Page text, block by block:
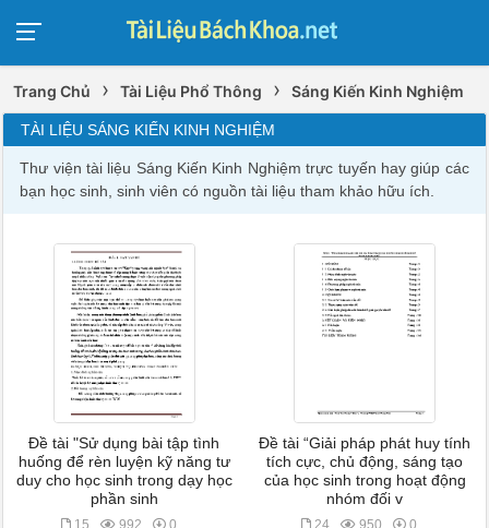
Trang Chủ › Tài Liệu Phổ Thông › Sáng Kiến Kinh Nghiệm
TÀI LIỆU SÁNG KIẾN KINH NGHIỆM
Thư viện tài liệu Sáng Kiến Kinh Nghiệm trực tuyến hay giúp các
bạn học sinh, sinh viên có nguồn tài liệu tham khảo hữu ích.
Đề tài "Sử dụng bài tập tình
huống để rèn luyện kỹ năng tư
duy cho học sinh trong dạy học
phần sinh
15 992 0
Đề tài “Giải pháp phát huy tính
tích cực, chủ động, sáng tạo
của học sinh trong hoạt động
nhóm đối v
24 950 0